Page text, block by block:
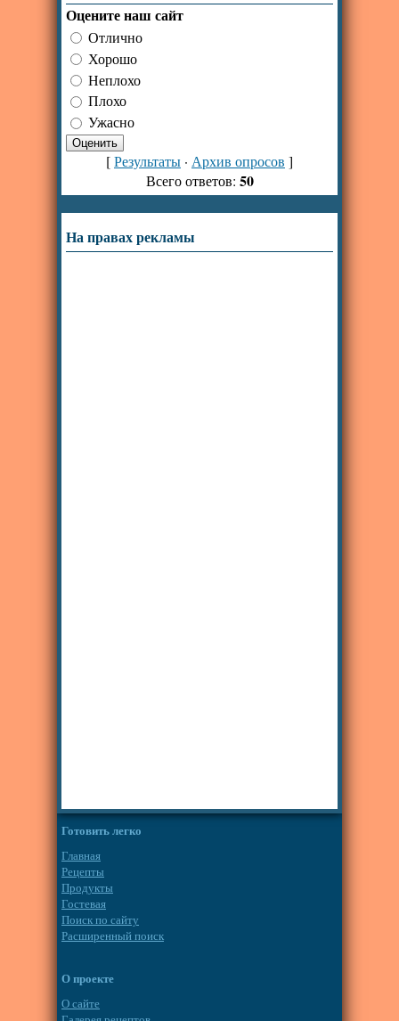
Оцените наш сайт
Отлично
Хорошо
Неплохо
Плохо
Ужасно
[Результаты · Архив опросов ]
Всего ответов: 50
На правах рекламы
Готовить легко
Главная
Рецепты
Продукты
Гостевая
Поиск по сайту
Расширенный поиск
О проекте
О сайте